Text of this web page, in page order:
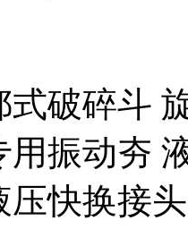
式破碎斗
用振动夯
压快换接